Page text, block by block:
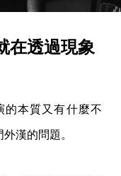
在透過現象
的本質又有什麼不
漢的問題。